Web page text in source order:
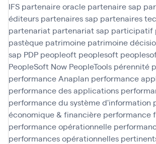
IFS partenaire oracle partenaire sap
éditeurs partenaires sap partenaires
partenariat partenariat sap participatif
pastèque patrimoine patrimoine
sap PDP peopleoft peoplesoft
PeopleSoft Now PeopleTools pérennité
performance Anaplan performance
performance des applications
performance du système d'information
économique & financière performance
performance opérationnelle
performances opérationnelles